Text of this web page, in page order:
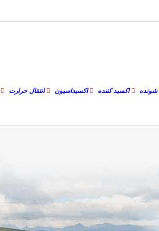
شونده اکسید کننده اکسیداسیون انتقال حرارت